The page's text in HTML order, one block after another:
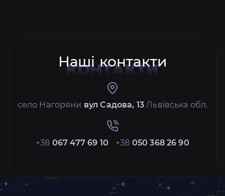
Наші контакти
КОНТАКТИ
село Нагоряни вул Садова, 13 Львівська обл.
+38 067 477 69 10 +38 050 368 26 90